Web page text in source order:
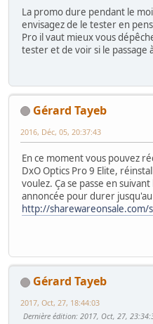
La promo dure pendant le
envisagez de le tester en
Pro il vaut mieux vous
tester et de voir si le passage
Gérard Tayeb
2016, Déc, 05, 20:37:43
En ce moment vous pouvez
DxO Optics Pro 9 Elite,
voulez. Ça se passe en
annoncée pour durer
http://sharewareonsale.com/
Gérard Tayeb
2017, Oct, 27, 18:44:03
Dernière édition: 2017, Oct, 27,